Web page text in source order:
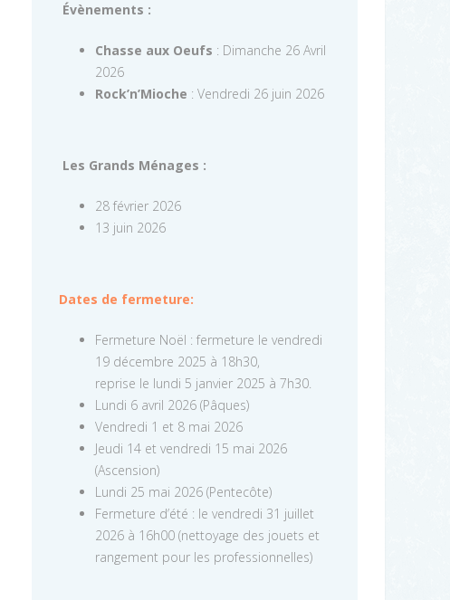
Évènements :
Chasse aux Oeufs : Dimanche 26 Avril
2026
Rock’n’Mioche : Vendredi 26 juin 2026
Les Grands Ménages :
28 février 2026
13 juin 2026
Dates de fermeture:
Fermeture Noël : fermeture le vendredi
19 décembre 2025 à 18h30,
reprise le lundi 5 janvier 2025 à 7h30.
Lundi 6 avril 2026 (Pâques)
Vendredi 1 et 8 mai 2026
Jeudi 14 et vendredi 15 mai 2026
(Ascension)
Lundi 25 mai 2026 (Pentecôte)
Fermeture d’été : le vendredi 31 juillet
2026 à 16h00 (nettoyage des jouets et
rangement pour les professionnelles)